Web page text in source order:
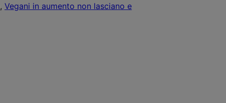
, Vegani in aumento non lasciano e